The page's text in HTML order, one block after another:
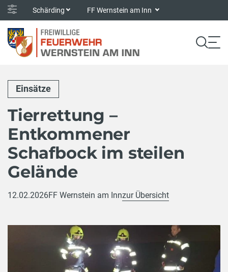
Schärding FF Wernstein am Inn
Einsätze
Tierrettung –
Entkommener
Schafbock im steilen
Gelände
12.02.2026FF Wernstein am Innzur Übersicht